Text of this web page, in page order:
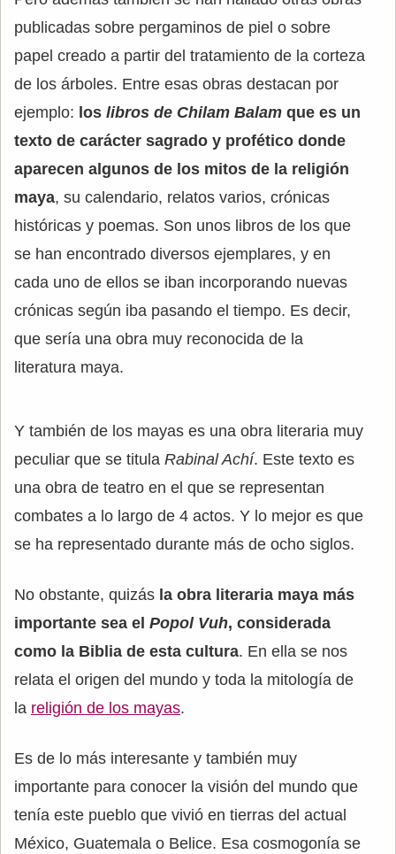
publicadas sobre pergaminos de piel o sobre
papel creado a partir del tratamiento de la corteza
de los árboles. Entre esas obras destacan por
ejemplo: los libros de Chilam Balam que es un
texto de carácter sagrado y profético donde
aparecen algunos de los mitos de la religión
maya, su calendario, relatos varios, crónicas
históricas y poemas. Son unos libros de los que
se han encontrado diversos ejemplares, y en
cada uno de ellos se iban incorporando nuevas
crónicas según iba pasando el tiempo. Es decir,
que sería una obra muy reconocida de la
literatura maya.
Y también de los mayas es una obra literaria muy
peculiar que se titula Rabinal Achí. Este texto es
una obra de teatro en el que se representan
combates a lo largo de 4 actos. Y lo mejor es que
se ha representado durante más de ocho siglos.
No obstante, quizás la obra literaria maya más
importante sea el Popol Vuh, considerada
como la Biblia de esta cultura. En ella se nos
relata el origen del mundo y toda la mitología de
la religión de los mayas.
Es de lo más interesante y también muy
importante para conocer la visión del mundo que
tenía este pueblo que vivió en tierras del actual
México, Guatemala o Belice. Esa cosmogonía se